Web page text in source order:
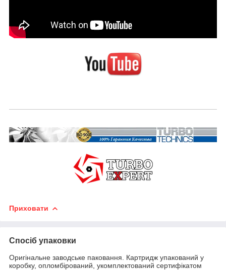
Приховати
Спосіб упаковки
Оригінальне заводське паковання. Картридж упакований у
коробку, опломбірований, укомплектований сертифікатом